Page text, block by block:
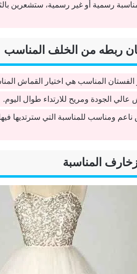
رسمية أو غير رسمية، ستشعرين
ربطه من الخلف المناسب
الفستان المناسب هي اختيار القماش
الجودة ومريح للارتداء طوال اليوم.
ومناسب للمناسبة التي سترتديها
المناسبة